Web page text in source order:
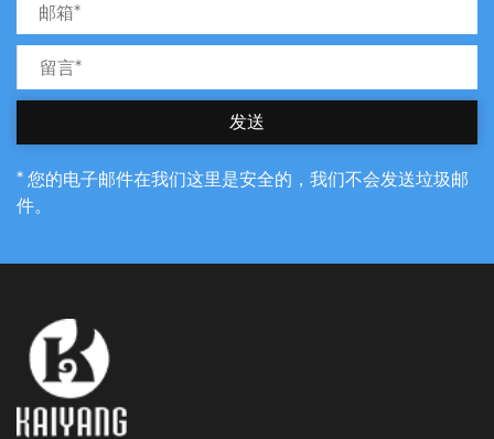
发送
* 您的电子邮件在我们这里是安全的，我们不会发送垃圾邮
件。